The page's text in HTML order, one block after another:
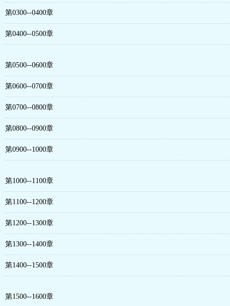
第0300--0400章
第0400--0500章
第0500--0600章
第0600--0700章
第0700--0800章
第0800--0900章
第0900--1000章
第1000--1100章
第1100--1200章
第1200--1300章
第1300--1400章
第1400--1500章
第1500--1600章